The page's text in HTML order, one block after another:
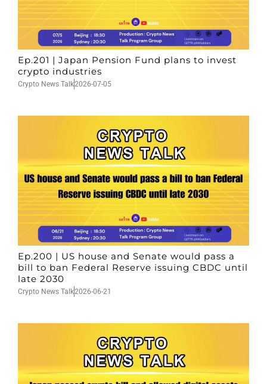
Ep.201 | Japan Pension Fund plans to invest
crypto industries
Crypto News Talk2026-07-05
Ep.200 | US house and Senate would pass a
bill to ban Federal Reserve issuing CBDC until
late 2030
Crypto News Talk2026-06-21